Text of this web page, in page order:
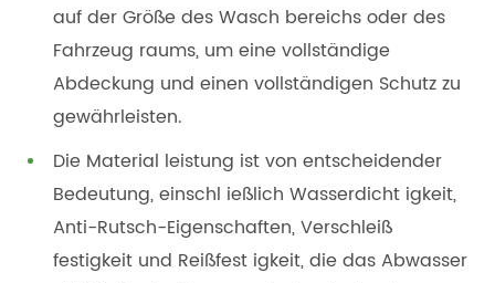
auf der Größe des Wasch bereichs oder des
Fahrzeug raums, um eine vollständige
Abdeckung und einen vollständigen Schutz zu
gewährleisten.
Die Material leistung ist von entscheidender
Bedeutung, einschl ießlich Wasserdicht igkeit,
Anti-Rutsch-Eigenschaften, Verschleiß
festigkeit und Reißfest igkeit, die das Abwasser